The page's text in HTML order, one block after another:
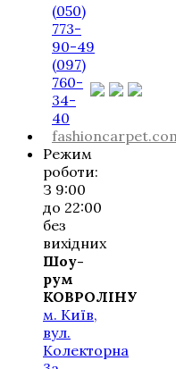
(050)
773-
90-49
(097)
760-
34-
40
Режим
роботи:
З 9:00
до 22:00
без
вихідних
Шоу-
рум
КОВРОЛІНУ
м. Київ,
вул.
Колекторна